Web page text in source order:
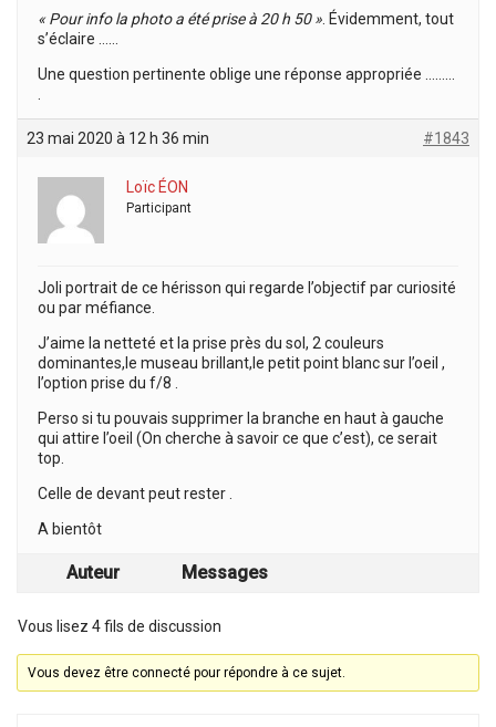
« Pour info la photo a été prise à 20 h 50 » . Évidemment, tout
s’éclaire ……
Une question pertinente oblige une réponse appropriée ………
23 mai 2020 à 12 h 36 min #1843
Loïc ÉON
Participant
Joli portrait de ce hérisson qui regarde l’objectif par curiosité
ou par méfiance.
J’aime la netteté et la prise près du sol, 2 couleurs
dominantes,le museau brillant,le petit point blanc sur l’oeil ,
l’option prise du f/8 .
Perso si tu pouvais supprimer la branche en haut à gauche
qui attire l’oeil (On cherche à savoir ce que c’est), ce serait
top.
Celle de devant peut rester .
A bientôt
Auteur Messages
Vous lisez 4 fils de discussion
Vous devez être connecté pour répondre à ce sujet.